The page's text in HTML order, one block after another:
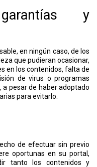
y
en ningún caso, de los
que pudieran ocasionar,
en los contenidos, falta de
de virus o programas
a pesar de haber adoptado
para evitarlo.
de efectuar sin previo
oportunas en su portal,
tanto los contenidos y